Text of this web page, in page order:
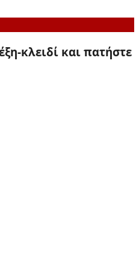
κλειδί και πατήστε